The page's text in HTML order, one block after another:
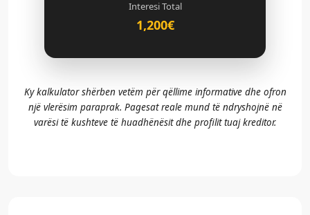
Interesi Total
1,200€
Ky kalkulator shërben vetëm për qëllime informative dhe ofron
një vlerësim paraprak. Pagesat reale mund të ndryshojnë në
varësi të kushteve të huadhënësit dhe profilit tuaj kreditor.